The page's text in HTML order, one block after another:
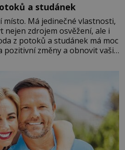
a studánek
místo. Má jedinečné vlastnosti,
zdrojem osvěžení, ale i
z potoků a studánek má moc
pozitivní změny a obnovit vaši
a přinést do svého života